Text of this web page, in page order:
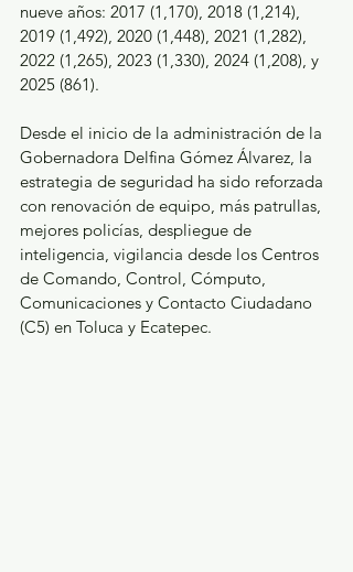
nueve años: 2017 (1,170), 2018 (1,214),
2019 (1,492), 2020 (1,448), 2021 (1,282),
2022 (1,265), 2023 (1,330), 2024 (1,208), y
2025 (861).
Desde el inicio de la administración de la
Gobernadora Delfina Gómez Álvarez, la
estrategia de seguridad ha sido reforzada
con renovación de equipo, más patrullas,
mejores policías, despliegue de
inteligencia, vigilancia desde los Centros
de Comando, Control, Cómputo,
Comunicaciones y Contacto Ciudadano
(C5) en Toluca y Ecatepec.